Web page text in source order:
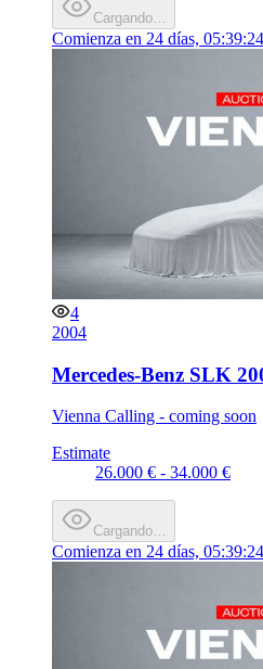
Cargando…
Comienza en 24 días, 05:39:24
4
2004
Mercedes-Benz SLK
Vienna Calling - coming soon
Estimate
26.000 € - 34.000 €
Cargando…
Comienza en 24 días, 05:39:24